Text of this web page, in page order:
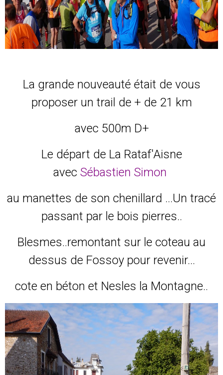
La grande nouveauté était de vous
proposer un trail de + de 21 km
avec 500m D+
Le départ de La Rataf'Aisne
avec Sébastien Simon
au manettes de son chenillard ...Un tracé
passant par le bois pierres..
Blesmes..remontant sur le coteau au
dessus de Fossoy pour revenir...
cote en béton et Nesles la Montagne..